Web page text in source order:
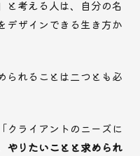
と考える人は、自分の名
デザインできる生き方か
られることは二つとも必
クライアントのニーズに
やりたいことと求められ